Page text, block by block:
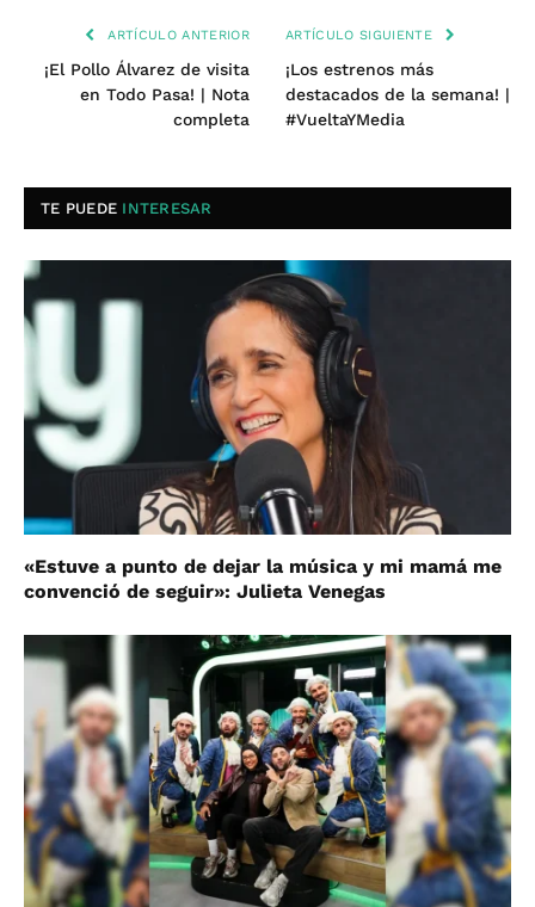
ARTÍCULO ANTERIOR
¡El Pollo Álvarez de visita
en Todo Pasa! | Nota
completa
ARTÍCULO SIGUIENTE
¡Los estrenos más
destacados de la semana! |
#VueltaYMedia
TE PUEDE INTERESAR
«Estuve a punto de dejar la música y mi mamá me
convenció de seguir»: Julieta Venegas